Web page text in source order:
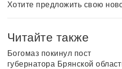
Хотите предложить свою
Читайте также
Богомаз покинул пост
губернатора Брянской